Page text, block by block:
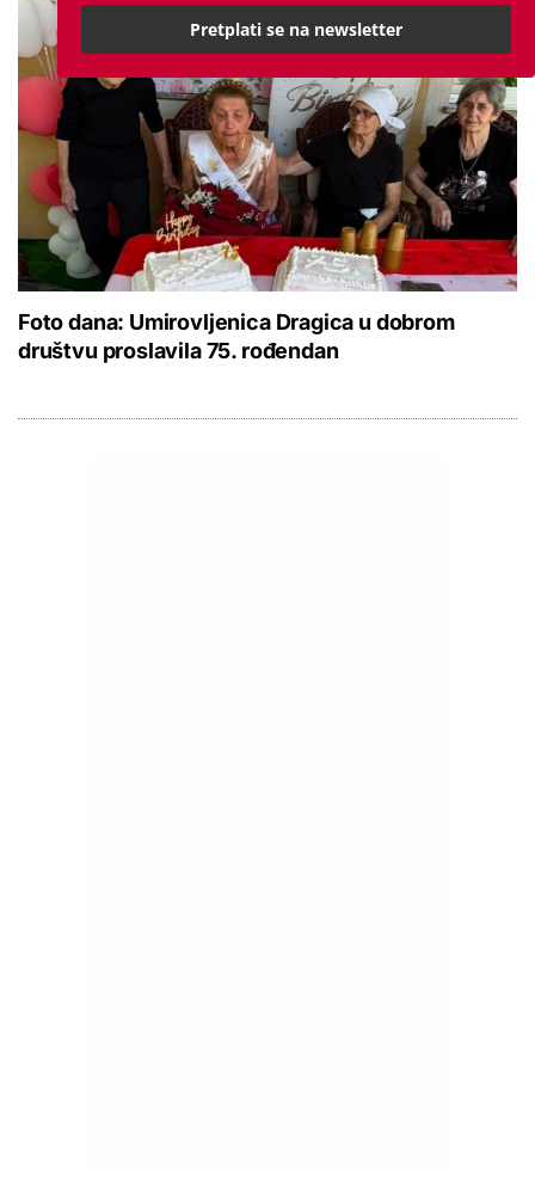
Foto dana: Umirovljenica Dragica u dobrom
društvu proslavila 75. rođendan
Pretplati se na newsletter